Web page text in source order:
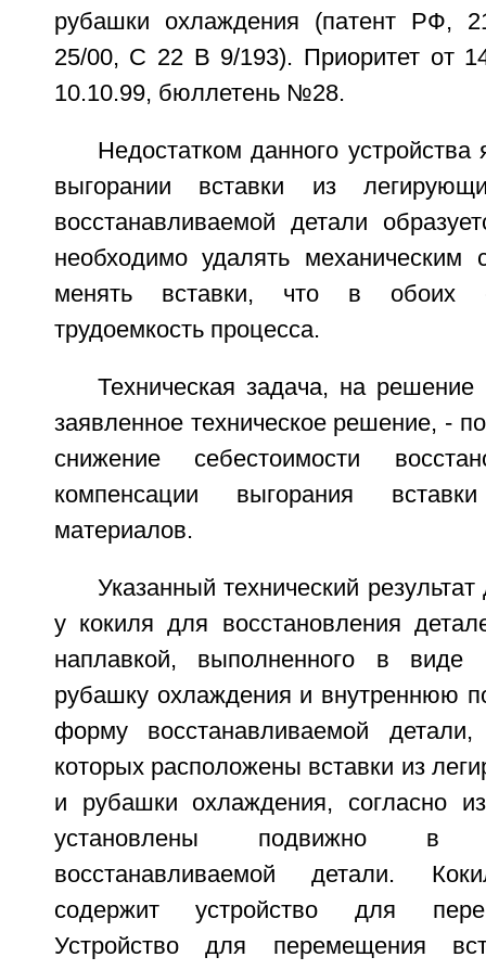
рубашки охлаждения (патент РФ,
25/00, С 22 В 9/193). Приоритет от
10.10.99, бюллетень №28.
Недостатком данного устройства
выгорании вставки из
восстанавливаемой детали
необходимо удалять механическим
менять вставки, что в обоих
трудоемкость процесса.
Техническая задача, на решение
заявленное техническое решение, -
снижение себестоимости
компенсации выгорания
материалов.
Указанный технический результат
у кокиля для восстановления
наплавкой, выполненного в виде
рубашку охлаждения и внутреннюю
форму восстанавливаемой
которых расположены вставки из
и рубашки охлаждения, согласно
установлены подвижно в
восстанавливаемой детали.
содержит устройство для
Устройство для перемещения